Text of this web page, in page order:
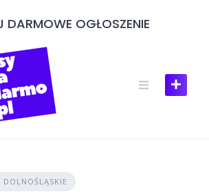
DARMOWE OGŁOSZENIE
DOLNOŚLĄSKIE